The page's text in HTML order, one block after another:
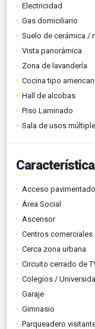
Electricidad
Gas domiciliario
Suelo de cerámica /
Vista panorámica
Zona de lavandería
Cocina tipo
Hall de alcobas
Piso Laminado
Sala de usos
Acceso pavimentado
Área Social
Ascensor
Centros comerciales
Cerca zona urbana
Circuito cerrado de
Colegios /
Garaje
Gimnasio
Parqueadero